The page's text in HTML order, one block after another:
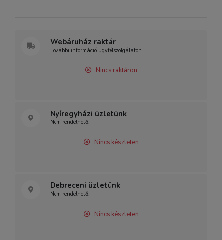
Webáruház raktár
További információ ügyfélszolgálaton.
Nincs raktáron
Nyíregyházi üzletünk
Nem rendelhető.
Nincs készleten
Debreceni üzletünk
Nem rendelhető.
Nincs készleten